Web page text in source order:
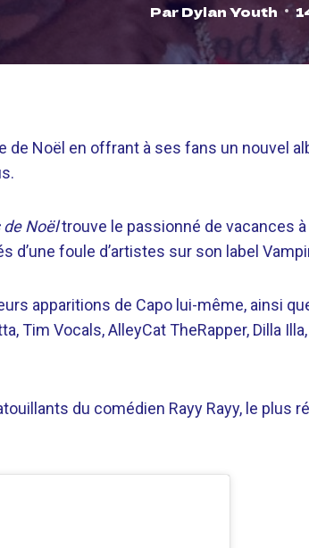
ParDylan Youth
de Noël en offrant à ses fans un nouvel
de Noëltrouve le passionné de vacances
d’une foule d’artistes sur son label
apparitions de Capo lui-même, ainsi
Tim Vocals, AlleyCat TheRapper, Dilla
du comédien Rayy Rayy, le plus